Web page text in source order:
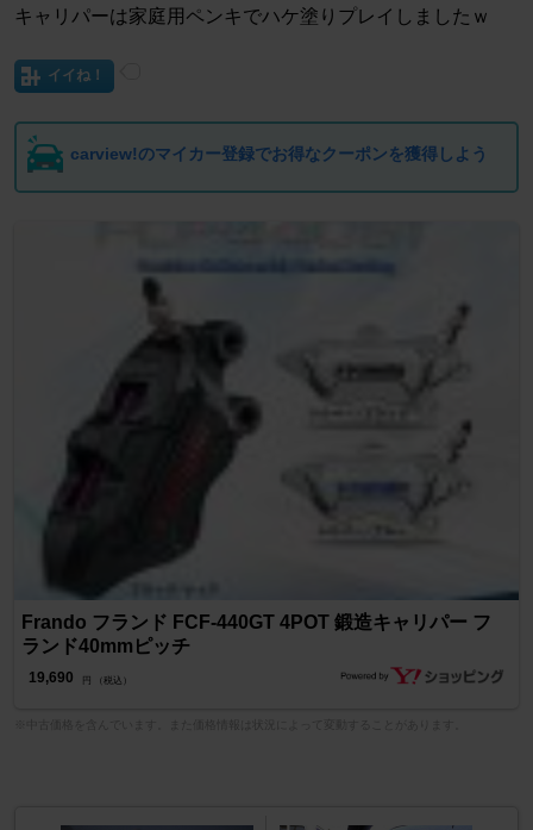
キャリパーは家庭用ペンキでハケ塗りプレイしましたｗ
イイね！
carview!のマイカー登録でお得なクーポンを獲得しよう
Frando フランド FCF-440GT 4POT 鍛造キャリパー フ
ランド40mmピッチ
19,690 円 （税込）